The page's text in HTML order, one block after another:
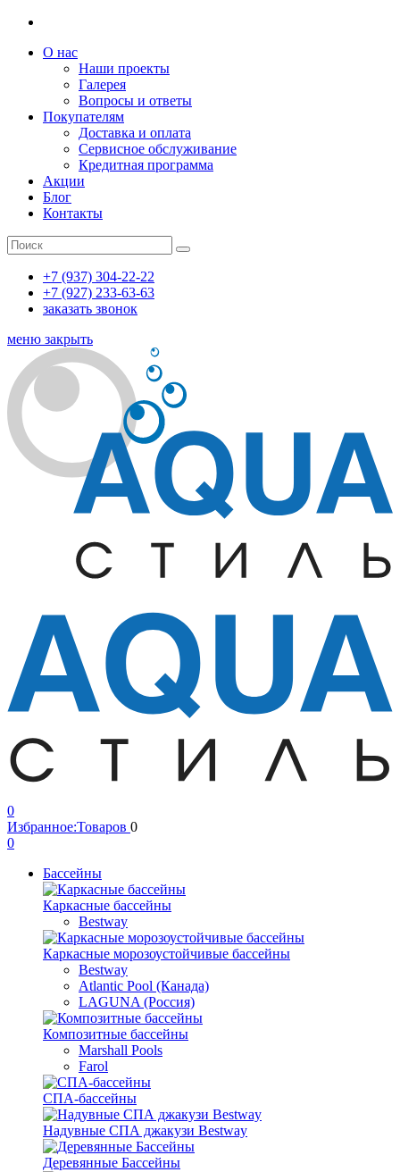
О нас
Наши проекты
Галерея
Вопросы и ответы
Покупателям
Доставка и оплата
Сервисное обслуживание
Кредитная программа
Акции
Блог
Контакты
+7 (937) 304-22-22
+7 (927) 233-63-63
заказать звонок
меню закрыть
0
Избранное:Товаров 0
0
Бассейны
Каркасные бассейны
Bestway
Каркасные морозоустойчивые бассейны
Bestway
Atlantic Pool (Канада)
LAGUNA (Россия)
Композитные бассейны
Marshall Pools
Farol
СПА-бассейны
Надувные СПА джакузи Bestway
Деревянные Бассейны